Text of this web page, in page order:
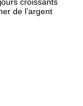
croissants
de l’argent